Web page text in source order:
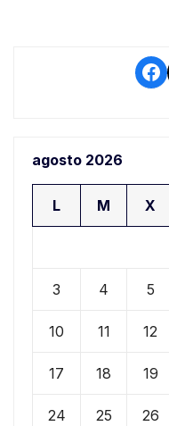
agosto 2026
L M X
3 4 5
10 11 12
17 18 19
24 25 26